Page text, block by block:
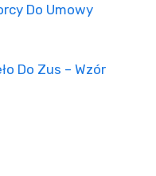
Do Umowy
Do Zus – Wzór